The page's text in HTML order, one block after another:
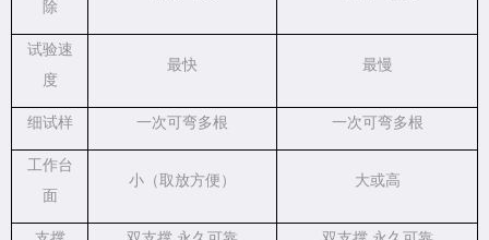
除
试验速
度
最快 最慢
细试样 一次可弯多根 一次可弯多根
工作台
面
小（取放方便） 大或高